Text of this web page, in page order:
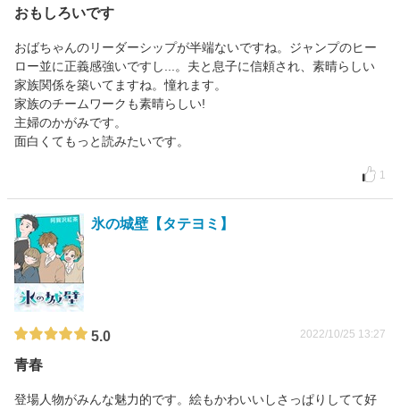
おもしろいです
おばちゃんのリーダーシップが半端ないですね。ジャンプのヒー
ロー並に正義感強いですし...。夫と息子に信頼され、素晴らしい
家族関係を築いてますね。憧れます。
家族のチームワークも素晴らしい!
主婦のかがみです。
面白くてもっと読みたいです。
1
氷の城壁【タテヨミ】
5.0 2022/10/25 13:27
青春
登場人物がみんな魅力的です。絵もかわいいしさっぱりしてて好